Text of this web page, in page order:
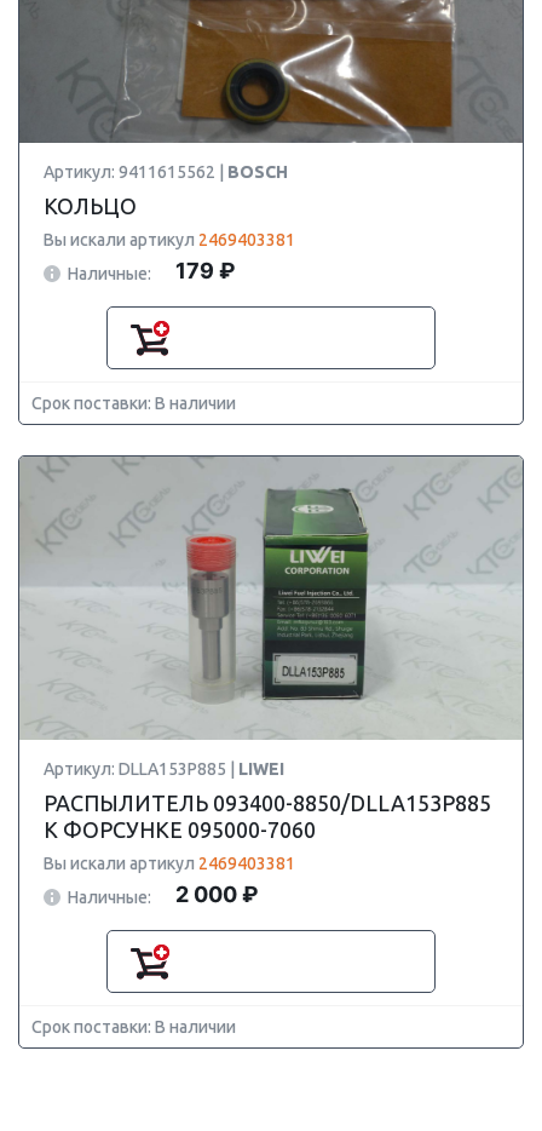
Артикул: 9411615562 | BOSCH
КОЛЬЦО
Вы искали артикул 2469403381
Наличные:
179 ₽
Срок поставки: В наличии
Артикул: DLLA153P885 | LIWEI
РАСПЫЛИТЕЛЬ 093400-8850/DLLA153P885
К ФОРСУНКЕ 095000-7060
Вы искали артикул 2469403381
Наличные:
2 000 ₽
Срок поставки: В наличии